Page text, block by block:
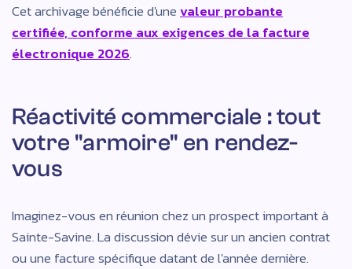
Cet archivage bénéficie d'unevaleur probante
certifiée, conforme aux exigences de la facture
électronique 2026.
Réactivité commerciale : tout
votre "armoire" en rendez-
vous
Imaginez-vous en réunion chez un prospect important à
Sainte-Savine. La discussion dévie sur un ancien contrat
ou une facture spécifique datant de l'année dernière.